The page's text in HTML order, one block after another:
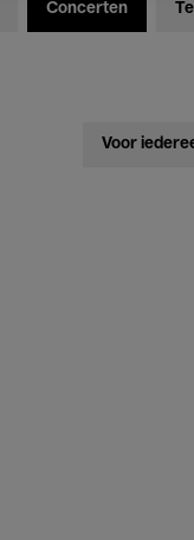
Concerten
Voor